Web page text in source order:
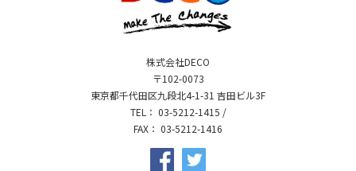
株式会社DECO
〒102-0073
東京都千代田区九段北4-1-31 吉田ビル3F
TEL ： 03-5212-1415 /
FAX ： 03-5212-1416